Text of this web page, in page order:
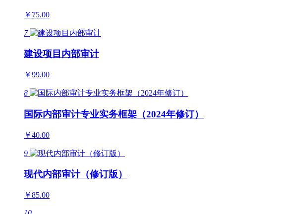
￥75.00
7
建设项目内部审计
￥99.00
8
国际内部审计专业实务框架（2024年修订）
￥40.00
9
现代内部审计（修订版）
￥85.00